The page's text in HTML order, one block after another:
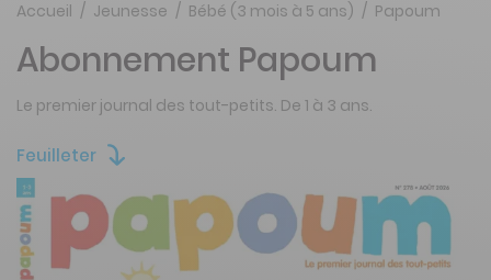
Accueil Jeunesse Bébé (3 mois à 5 ans) Papoum
Feuilleter
Abonnement Papoum
Le premier journal des tout-petits. De 1 à 3 ans.